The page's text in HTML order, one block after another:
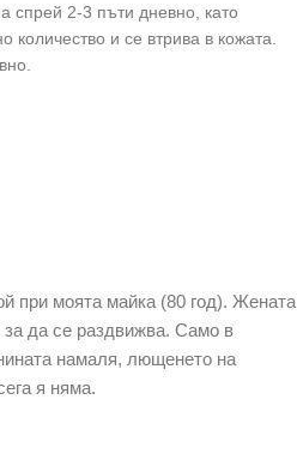
спрей 2-3 пъти дневно, като
количество и се втрива в кожата.
при моята майка (80 год). Жената
да се раздвижва. Само в
намаля, лющенето на
я няма.